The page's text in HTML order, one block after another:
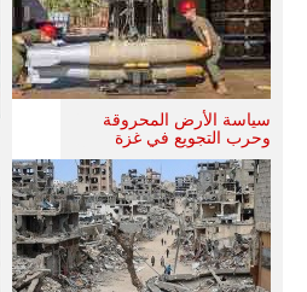
سياسة الأرض المحروقة
وحرب التجويع في غزة